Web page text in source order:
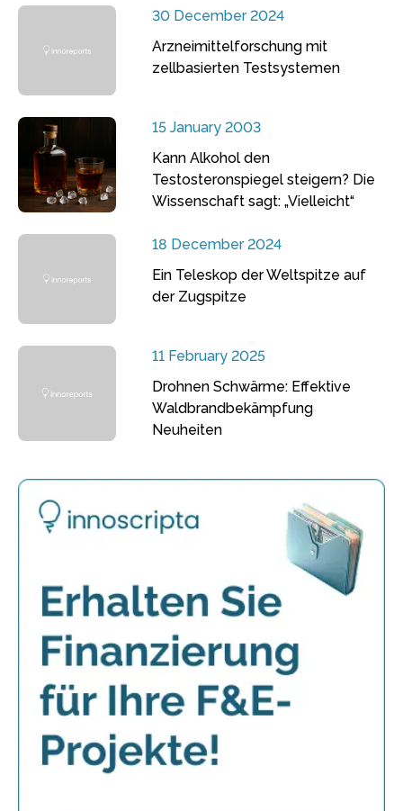
30 December 2024
Arzneimittelforschung mit
zellbasierten Testsystemen
15 January 2003
Kann Alkohol den
Testosteronspiegel steigern? Die
Wissenschaft sagt: „Vielleicht“
18 December 2024
Ein Teleskop der Weltspitze auf
der Zugspitze
11 February 2025
Drohnen Schwärme: Effektive
Waldbrandbekämpfung
Neuheiten